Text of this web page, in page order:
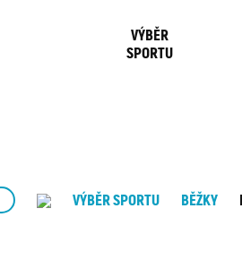
VÝBĚR
SPORTU
VÝBĚR SPORTU BĚŽKY